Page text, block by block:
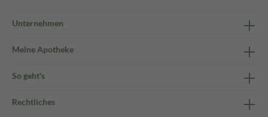
Unternehmen
Meine Apotheke
So geht's
Rechtliches